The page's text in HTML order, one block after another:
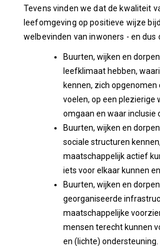
Tevens vinden we dat de kwaliteit
leefomgeving op positieve wijze
welbevinden van inwoners - en dus
Buurten, wijken en
leefklimaat hebben,
kennen, zich opgenomen
voelen, op een plezierige
omgaan en waar inclusie
Buurten, wijken en
sociale structuren
maatschappelijk actief
iets voor elkaar kunnen
Buurten, wijken en
georganiseerde
maatschappelijke
mensen terecht kunnen
en (lichte) ondersteuning.